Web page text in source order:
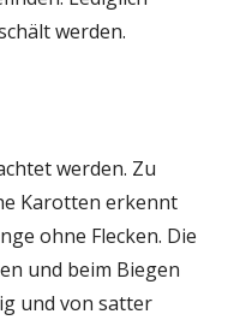
werden.
werden. Zu
Karotten erkennt
ohne Flecken. Die
und beim Biegen
und von satter